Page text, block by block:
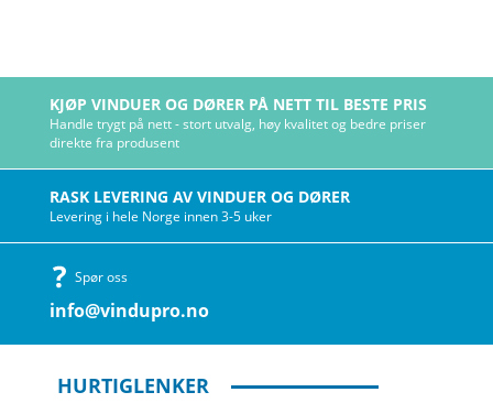
KJØP VINDUER OG DØRER PÅ NETT TIL BESTE PRIS
Handle trygt på nett - stort utvalg, høy kvalitet og bedre priser
direkte fra produsent
RASK LEVERING AV VINDUER OG DØRER
Levering i hele Norge innen 3-5 uker
Spør oss
info@vindupro.no
HURTIGLENKER